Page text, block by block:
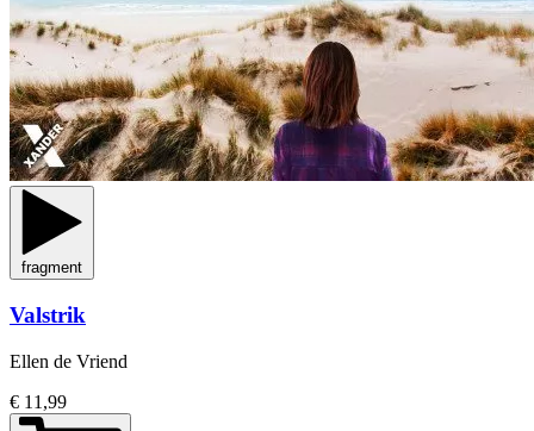
fragment
Valstrik
Ellen de Vriend
€ 11,99